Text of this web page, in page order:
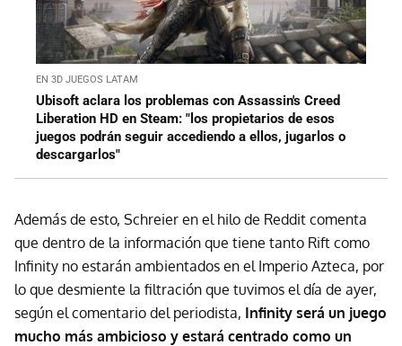
EN 3D JUEGOS LATAM
Ubisoft aclara los problemas con Assassin's Creed
Liberation HD en Steam: "los propietarios de esos
juegos podrán seguir accediendo a ellos, jugarlos o
descargarlos"
Además de esto, Schreier en el hilo de Reddit comenta
que dentro de la información que tiene tanto Rift como
Infinity no estarán ambientados en el Imperio Azteca, por
lo que desmiente la filtración que tuvimos el día de ayer,
según el comentario del periodista, Infinity será un juego
mucho más ambicioso y estará centrado como un